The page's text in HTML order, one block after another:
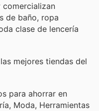
comercializan
de baño, ropa
clase de lencería
mejores tiendas del
para ahorrar en
Moda, Herramientas